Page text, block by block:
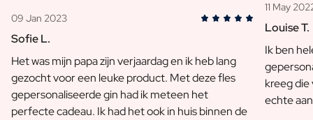
09 Jan 2023
Sofie L.
Het was mijn papa zijn verjaardag en ik heb lang
gezocht voor een leuke product. Met deze fles
gepersonaliseerde gin had ik meteen het
perfecte cadeau. Ik had het ook in huis binnen de
11 May
Louise T.
Ik ben
kreeg
echte